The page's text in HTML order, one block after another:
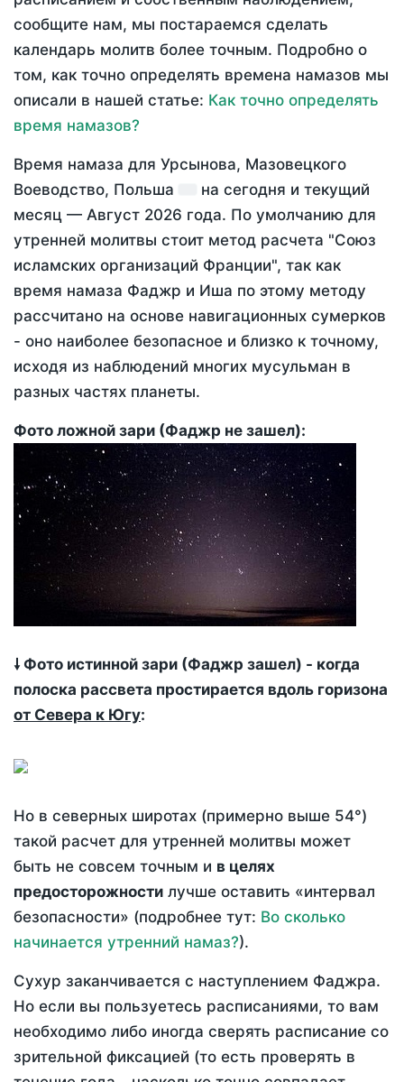
сообщите нам, мы постараемся сделать
календарь молитв более точным. Подробно о
том, как точно определять времена намазов мы
описали в нашей статье: Как точно определять
время намазов?
Время намаза для Урсынова, Мазовецкого
Воеводство, Польша
на сегодня и текущий
месяц — Август 2026 года. По умолчанию для
утренней молитвы стоит метод расчета "Союз
исламских организаций Франции", так как
время намаза Фаджр и Иша по этому методу
рассчитано на основе навигационных сумерков
- оно наиболее безопасное и близко к точному,
исходя из наблюдений многих мусульман в
разных частях планеты.
Фото ложной зари (Фаджр не зашел):
🠗 Фото истинной зари (Фаджр зашел) - когда
полоска рассвета простирается вдоль горизона
от Севера к Югу:
Но в северных широтах (примерно выше 54°)
такой расчет для утренней молитвы может
быть не совсем точным и в целях
предосторожности лучше оставить «интервал
безопасности» (подробнее тут: Во сколько
начинается утренний намаз?).
Сухур заканчивается с наступлением Фаджра.
Но если вы пользуетесь расписаниями, то вам
необходимо либо иногда сверять расписание со
зрительной фиксацией (то есть проверять в